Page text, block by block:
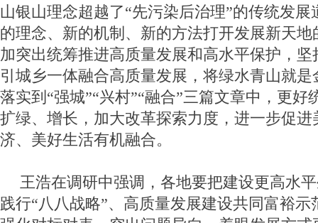
山银山理念超越了“先污染后治理”的传统发展
的理念、新的机制、新的方法打开发展新天
加突出统筹推进高质量发展和高水平保护，坚
引城乡一体融合高质量发展，将绿水青山就
落实到“强城”“兴村”“融合”三篇文章中，更好
扩绿、增长，加大改革探索力度，进一步促
济、美好生活有机融合。
王浩在调研中强调，各地要把建设更高水
践行“八八战略”、高质量发展建设共同富裕示